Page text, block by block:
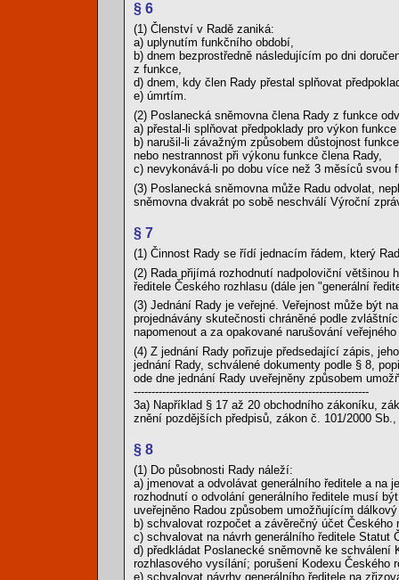
§ 6
(1) Členství v Radě zaniká:
a) uplynutím funkčního období,
b) dnem bezprostředně následujícím po dni
z funkce,
d) dnem, kdy člen Rady přestal splňovat
e) úmrtím.
(2) Poslanecká sněmovna člena Rady z funkce
a) přestal-li splňovat předpoklady pro výkon
b) narušil-li závažným způsobem důstojnost
nebo nestrannost při výkonu funkce člena Rady,
c) nevykonává-li po dobu více než 3 měsíců svou
(3) Poslanecká sněmovna může Radu odvolat,
sněmovna dvakrát po sobě neschválí Výroční
§ 7
(1) Činnost Rady se řídí jednacím řádem, který
(2) Rada přijímá rozhodnutí nadpoloviční
ředitele Českého rozhlasu (dále jen "generální
(3) Jednání Rady je veřejné. Veřejnost může být
projednávány skutečnosti chráněné podle
napomenout a za opakované narušování
(4) Z jednání Rady pořizuje předsedající zápis,
jednání Rady, schválené dokumenty podle § 8,
ode dne jednání Rady uveřejněny způsobem
------------------------------------------------------------------
3a) Například § 17 až 20 obchodního zákoníku,
znění pozdějších předpisů, zákon č. 101/2000
§ 8
(1) Do působnosti Rady náleží:
a) jmenovat a odvolávat generálního ředitele a na
rozhodnutí o odvolání generálního ředitele musí
uveřejněno Radou způsobem umožňujícím
b) schvalovat rozpočet a závěrečný účet
c) schvalovat na návrh generálního ředitele Statut
d) předkládat Poslanecké sněmovně ke
rozhlasového vysílání; porušení Kodexu Českého
e) schvalovat návrhy generálního ředitele na